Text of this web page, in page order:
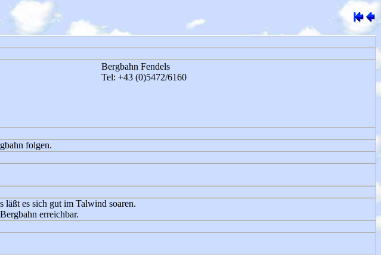
Bergbahn Fendels
Tel: +43 (0)5472/6160
folgen.
es sich gut im Talwind soaren.
erreichbar.